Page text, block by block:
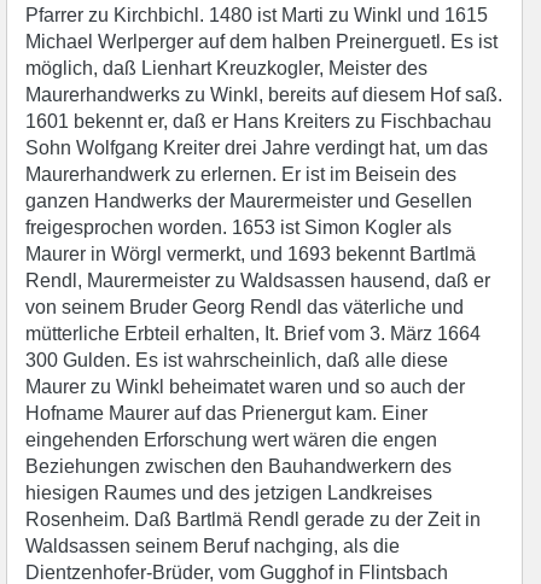
Pfarrer zu Kirchbichl. 1480 ist Marti zu Winkl und 1615
Michael Werlperger auf dem halben Preinerguetl. Es ist
möglich, daß Lienhart Kreuzkogler, Meister des
Maurerhandwerks zu Winkl, bereits auf diesem Hof saß.
1601 bekennt er, daß er Hans Kreiters zu Fischbachau
Sohn Wolfgang Kreiter drei Jahre verdingt hat, um das
Maurerhandwerk zu erlernen. Er ist im Beisein des
ganzen Handwerks der Maurermeister und Gesellen
freigesprochen worden. 1653 ist Simon Kogler als
Maurer in Wörgl vermerkt, und 1693 bekennt Bartlmä
Rendl, Maurermeister zu Waldsassen hausend, daß er
von seinem Bruder Georg Rendl das väterliche und
mütterliche Erbteil erhalten, It. Brief vom 3. März 1664
300 Gulden. Es ist wahrscheinlich, daß alle diese
Maurer zu Winkl beheimatet waren und so auch der
Hofname Maurer auf das Prienergut kam. Einer
eingehenden Erforschung wert wären die engen
Beziehungen zwischen den Bauhandwerkern des
hiesigen Raumes und des jetzigen Landkreises
Rosenheim. Daß Bartlmä Rendl gerade zu der Zeit in
Waldsassen seinem Beruf nachging, als die
Dientzenhofer-Brüder, vom Gugghof in Flintsbach